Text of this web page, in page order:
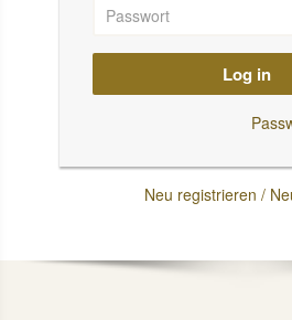
Log in
Neu registrieren /